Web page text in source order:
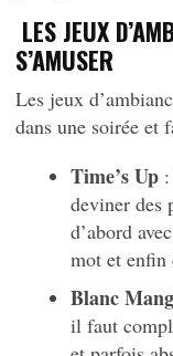
LES JEUX
S’AMUSER
Les jeux
dans une soirée et
Time’s Up
deviner des
d’abord
mot et enfin
Blanc
il faut